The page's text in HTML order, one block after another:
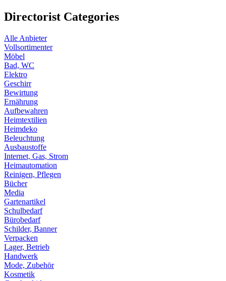
Directorist Categories
Alle Anbieter
Vollsortimenter
Möbel
Bad, WC
Elektro
Geschirr
Bewirtung
Ernährung
Aufbewahren
Heimtextilien
Heimdeko
Beleuchtung
Ausbaustoffe
Internet, Gas, Strom
Heimautomation
Reinigen, Pflegen
Bücher
Media
Gartenartikel
Schulbedarf
Bürobedarf
Schilder, Banner
Verpacken
Lager, Betrieb
Handwerk
Mode, Zubehör
Kosmetik